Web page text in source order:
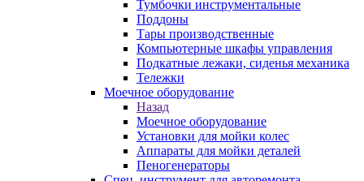
Тумбочки инструментальные
Поддоны
Тары производственные
Компьютерные шкафы управления
Подкатные лежаки, сиденья механика
Тележки
Моечное оборудование
Назад
Моечное оборудование
Установки для мойки колес
Аппараты для мойки деталей
Пеногенераторы